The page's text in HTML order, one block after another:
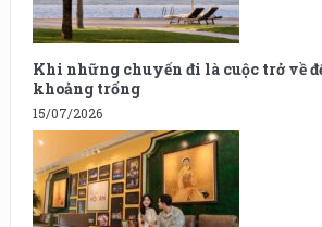
Khi những chuyến đi là cuộc trở về
khoảng trống
15/07/2026